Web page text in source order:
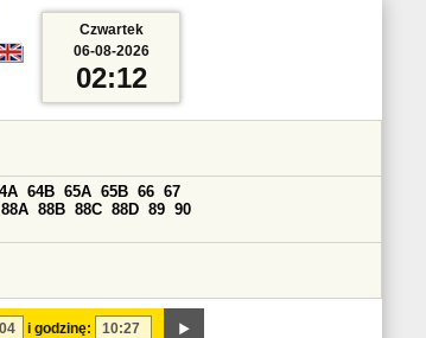
i godzinę:
64B 65A 65B 66 67
88A 88B 88C 88D 89 90
Czwartek
06-08-2026
02:12